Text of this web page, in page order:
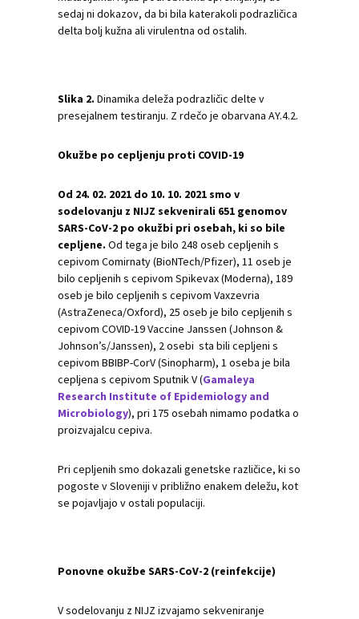
sedaj ni dokazov, da bi bila katerakoli podrazličica
delta bolj kužna ali virulentna od ostalih.
Slika 2. Dinamika deleža podrazličic delte v
presejalnem testiranju. Z rdečo je obarvana AY.4.2.
Okužbe po cepljenju proti COVID-19
Od 24. 02. 2021 do 10. 10. 2021 smo v
sodelovanju z NIJZ sekvenirali 651 genomov
SARS-CoV-2 po okužbi pri osebah, ki so bile
cepljene. Od tega je bilo 248 oseb cepljenih s
cepivom Comirnaty (BioNTech/Pfizer), 11 oseb je
bilo cepljenih s cepivom Spikevax (Moderna), 189
oseb je bilo cepljenih s cepivom Vaxzevria
(AstraZeneca/Oxford), 25 oseb je bilo cepljenih s
cepivom COVID-19 Vaccine Janssen (Johnson &
Johnson’s/Janssen), 2 osebi sta bili cepljeni s
cepivom BBIBP-CorV (Sinopharm), 1 oseba je bila
cepljena s cepivom Sputnik V (Gamaleya
Research Institute of Epidemiology and
Microbiology), pri 175 osebah nimamo podatka o
proizvajalcu cepiva.
Pri cepljenih smo dokazali genetske različice, ki so
pogoste v Sloveniji v približno enakem deležu, kot
se pojavljajo v ostali populaciji.
Ponovne okužbe SARS-CoV-2 (reinfekcije)
V sodelovanju z NIJZ izvajamo sekveniranje